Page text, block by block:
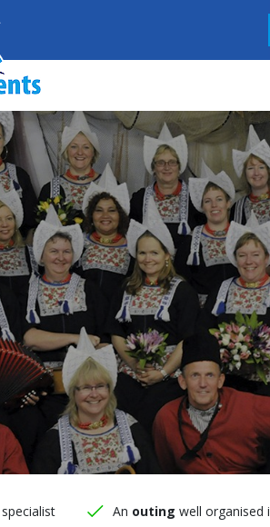
specialist An outing well organised